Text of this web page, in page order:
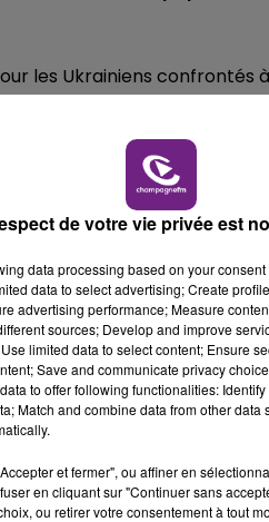
11h00 - 16h00
LE WEEK-END
les Ukrainiens confrontés à
alimentaires,
mars, de l’entrepôt des
sociétés de transport qui ont
(Przemyśl et
Ukrainienne.
vous faire vivre en direct
de votre vie privée est
data processing based on your
data to select advertising; Create
advertising performance; Measure
sources; Develop and improve
limited data to select content; Ensure
Save and communicate privacy
to offer following functionalities:
Match and combine data from other
et fermer", ou affiner en
en cliquant sur "Continuer sans
ou retirer votre consentement à tout